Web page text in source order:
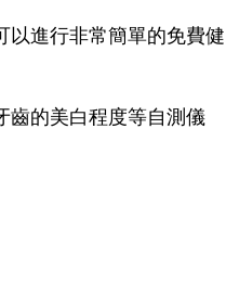
以進行非常簡單的免費健
齒的美白程度等自測儀